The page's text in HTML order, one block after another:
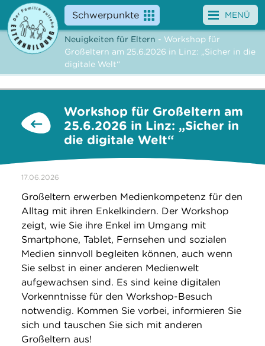
Schwerpunkte
Angebote
Veranstaltungen
Service
Über uns
MENÜ
Neuigkeiten für Eltern - Workshop für
Großeltern am 25.6.2026 in Linz: „Sicher in die
digitale Welt“
Workshop für Großeltern am
25.6.2026 in Linz: „Sicher in
die digitale Welt“
17.06.2026
Großeltern erwerben Medienkompetenz für den
Alltag mit ihren Enkelkindern. Der Workshop
zeigt, wie Sie ihre Enkel im Umgang mit
Smartphone, Tablet, Fernsehen und sozialen
Medien sinnvoll begleiten können, auch wenn
Sie selbst in einer anderen Medienwelt
aufgewachsen sind. Es sind keine digitalen
Vorkenntnisse für den Workshop-Besuch
notwendig. Kommen Sie vorbei, informieren Sie
sich und tauschen Sie sich mit anderen
Großeltern aus!